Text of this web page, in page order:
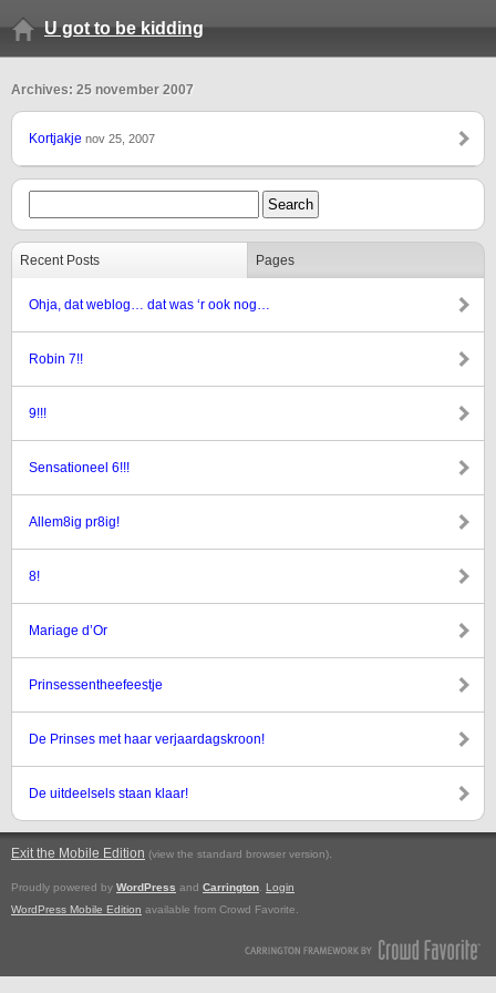
U got to be kidding
Archives: 25 november 2007
Kortjakje nov 25, 2007
Recent Posts Pages
Ohja, dat weblog… dat was ‘r ook nog…
Robin 7!!
9!!!
Sensationeel 6!!!
Allem8ig pr8ig!
8!
Mariage d’Or
Prinsessentheefeestje
De Prinses met haar verjaardagskroon!
De uitdeelsels staan klaar!
Exit the Mobile Edition (view the standard browser version).
Proudly powered by WordPress and Carrington
Login
WordPress Mobile Edition available from Crowd Favorite.